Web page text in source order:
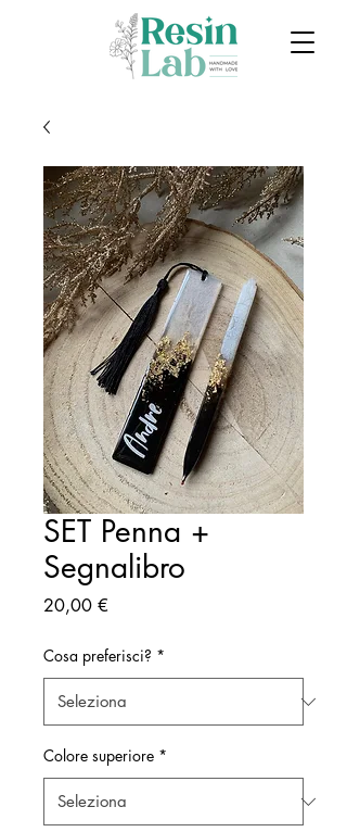
SET Penna +
Segnalibro
20,00 €
Cosa preferisci? *
Colore superiore *